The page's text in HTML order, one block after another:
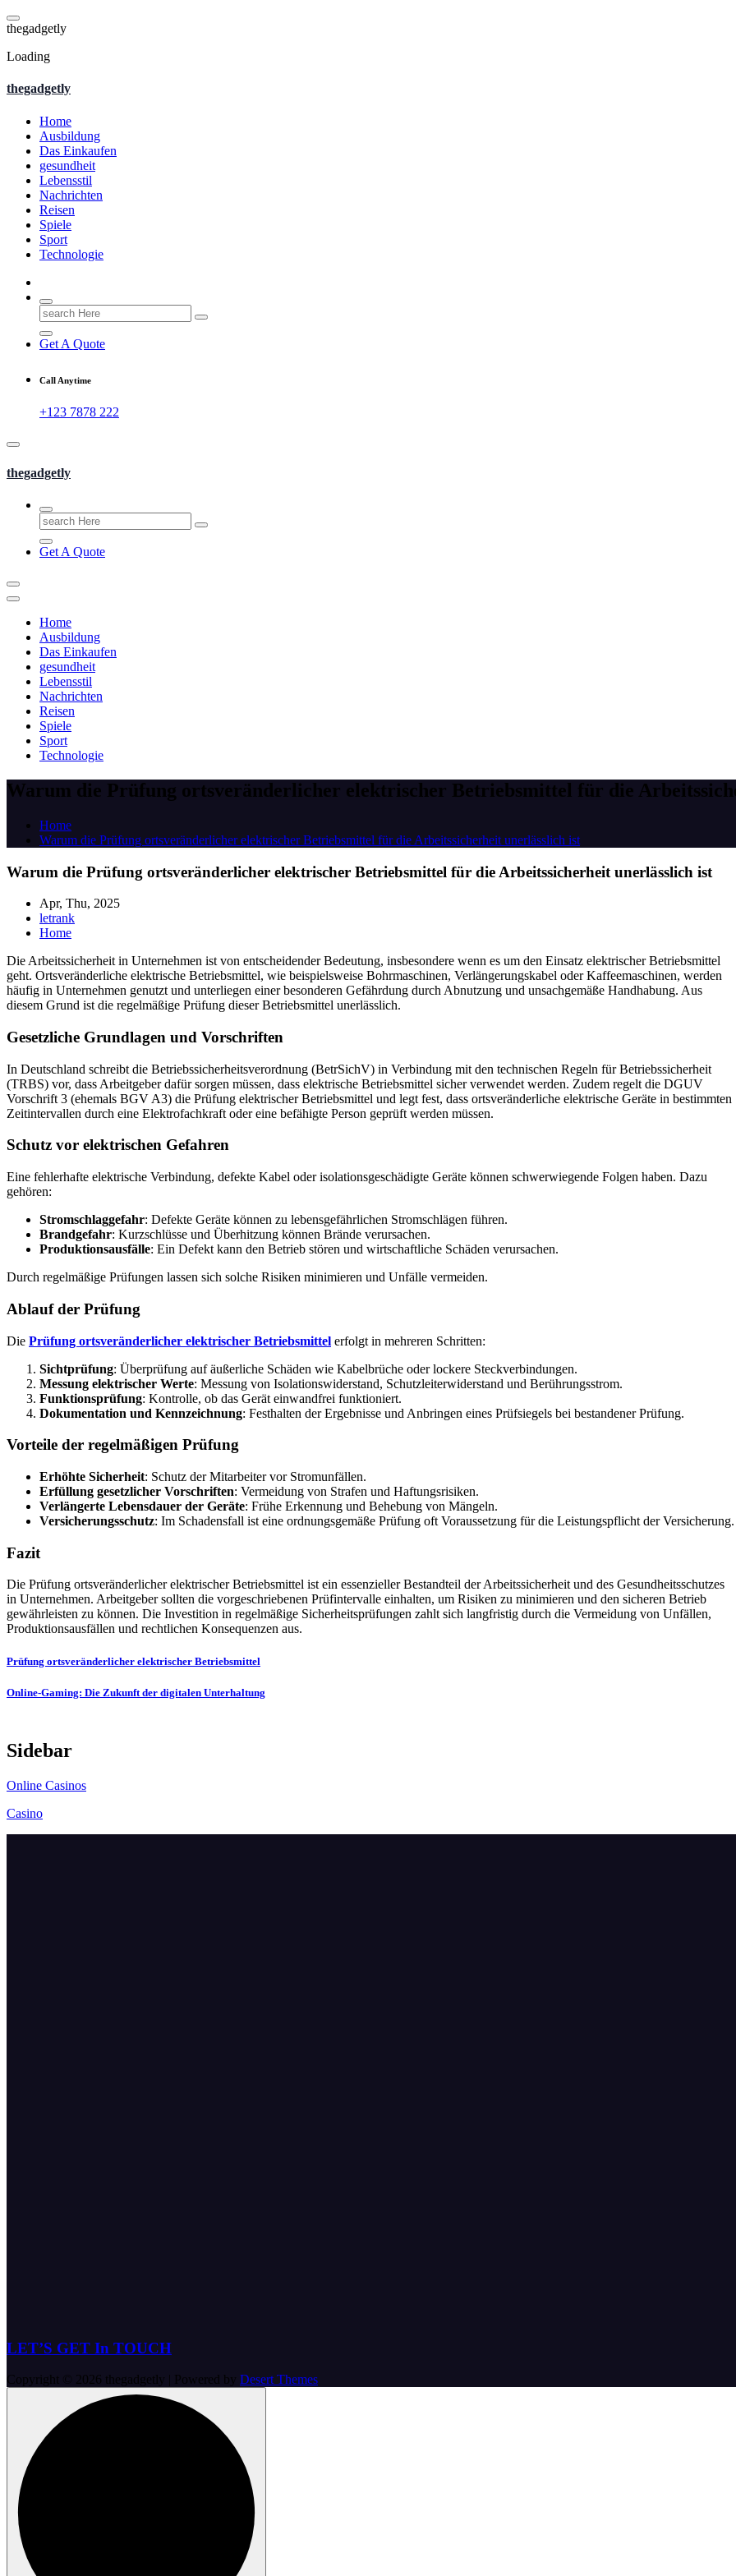
Skip
to
thegadgetly
Loading
thegadgetly
Home
Ausbildung
Das Einkaufen
gesundheit
Lebensstil
Nachrichten
Reisen
Spiele
Sport
Technologie
Search
for:
Get A Quote
Call Anytime
+123 7878 222
thegadgetly
Search
for:
Get A Quote
Home
Ausbildung
Das Einkaufen
gesundheit
Lebensstil
Nachrichten
Reisen
Spiele
Sport
Technologie
Warum die Prüfung ortsveränderlicher elektrischer Betriebsmittel für die
Home
Warum die Prüfung ortsveränderlicher elektrischer Betriebsmittel für die Arbeitssicherheit unerlässlich ist
Warum die Prüfung ortsveränderlicher elektrischer Betriebsmittel für die Arbeitssicherheit unerlässlich ist
Apr, Thu, 2025
letrank
Home
Die Arbeitssicherheit in Unternehmen ist von entscheidender Bedeutung, insbesondere wenn es um den Einsatz elektrischer Betriebsmittel
geht. Ortsveränderliche elektrische Betriebsmittel, wie beispielsweise Bohrmaschinen, Verlängerungskabel oder Kaffeemaschinen, werden
häufig in Unternehmen genutzt und unterliegen einer besonderen Gefährdung durch Abnutzung und unsachgemäße Handhabung. Aus
diesem Grund ist die regelmäßige Prüfung dieser Betriebsmittel unerlässlich.
Gesetzliche Grundlagen und Vorschriften
In Deutschland schreibt die Betriebssicherheitsverordnung (BetrSichV) in Verbindung mit den technischen Regeln für Betriebssicherheit
(TRBS) vor, dass Arbeitgeber dafür sorgen müssen, dass elektrische Betriebsmittel sicher verwendet werden. Zudem regelt die DGUV
Vorschrift 3 (ehemals BGV A3) die Prüfung elektrischer Betriebsmittel und legt fest, dass ortsveränderliche elektrische Geräte in bestimmten
Zeitintervallen durch eine Elektrofachkraft oder eine befähigte Person geprüft werden müssen.
Schutz vor elektrischen Gefahren
Eine fehlerhafte elektrische Verbindung, defekte Kabel oder isolationsgeschädigte Geräte können schwerwiegende Folgen haben. Dazu
gehören:
Stromschlaggefahr: Defekte Geräte können zu lebensgefährlichen Stromschlägen führen.
Brandgefahr: Kurzschlüsse und Überhitzung können Brände verursachen.
Produktionsausfälle: Ein Defekt kann den Betrieb stören und wirtschaftliche Schäden verursachen.
Durch regelmäßige Prüfungen lassen sich solche Risiken minimieren und Unfälle vermeiden.
Ablauf der Prüfung
Die Prüfung ortsveränderlicher elektrischer Betriebsmittel erfolgt in mehreren Schritten:
Sichtprüfung: Überprüfung auf äußerliche Schäden wie Kabelbrüche oder lockere Steckverbindungen.
Messung elektrischer Werte: Messung von Isolationswiderstand, Schutzleiterwiderstand und Berührungsstrom.
Funktionsprüfung: Kontrolle, ob das Gerät einwandfrei funktioniert.
Dokumentation und Kennzeichnung: Festhalten der Ergebnisse und Anbringen eines Prüfsiegels bei bestandener Prüfung.
Vorteile der regelmäßigen Prüfung
Erhöhte Sicherheit: Schutz der Mitarbeiter vor Stromunfällen.
Erfüllung gesetzlicher Vorschriften: Vermeidung von Strafen und Haftungsrisiken.
Verlängerte Lebensdauer der Geräte: Frühe Erkennung und Behebung von Mängeln.
Versicherungsschutz: Im Schadensfall ist eine ordnungsgemäße Prüfung oft Voraussetzung für die Leistungspflicht der Versicherung.
Fazit
Die Prüfung ortsveränderlicher elektrischer Betriebsmittel ist ein essenzieller Bestandteil der Arbeitssicherheit und des Gesundheitsschutzes
in Unternehmen. Arbeitgeber sollten die vorgeschriebenen Prüfintervalle einhalten, um Risiken zu minimieren und den sicheren Betrieb
gewährleisten zu können. Die Investition in regelmäßige Sicherheitsprüfungen zahlt sich langfristig durch die Vermeidung von Unfällen,
Produktionsausfällen und rechtlichen Konsequenzen aus.
Post
navigation
Prüfung ortsveränderlicher elektrischer Betriebsmittel
Online-Gaming: Die Zukunft der digitalen Unterhaltung
Sidebar
Online Casinos
Casino
LET’S GET In TOUCH
Copyright © 2026 thegadgetly | Powered by Desert Themes